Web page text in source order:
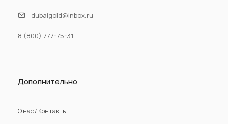
dubaigold@inbox.ru
8 (800) 777-75-31
Дополнительно
О нас / Контакты